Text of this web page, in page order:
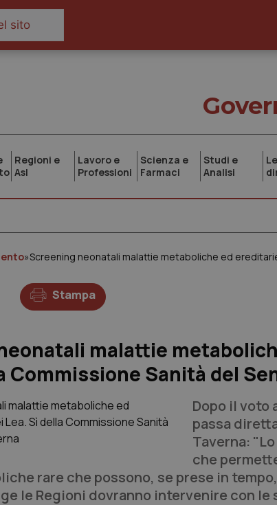
Regioni e
Asl
Lavoro e
Professioni
Scienza e
Farmaci
Studi e
Analisi
»
Stampa
malattie
Commissione Sanità del
Dopo il voto
passa
Taverna:
che
rare che possono, se prese in
le Regioni dovranno intervenire con le